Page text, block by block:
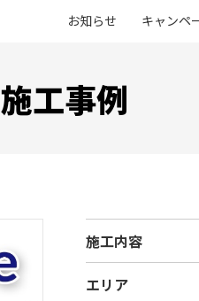
お知らせ キャンペ
施工事例
施工内容
エリア